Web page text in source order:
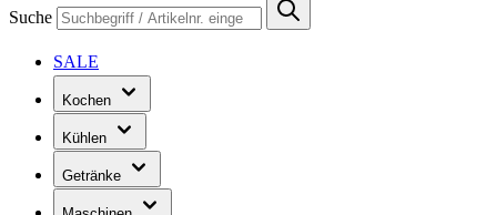
Suche
SALE
Kochen
Kühlen
Getränke